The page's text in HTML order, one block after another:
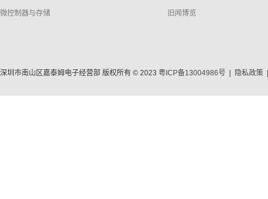
微控制器与存储 旧闻博览
深圳市南山区嘉泰姆电子经营部 版权所有 © 2023 粤ICP备13004986号 隐私政策